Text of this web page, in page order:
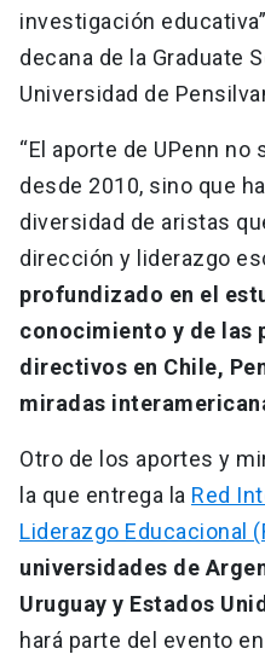
investigación
decana de la Graduate
Universidad de
“El aporte de UPenn
desde 2010, sino que
diversidad de aristas
dirección y liderazgo
profundizado en el
conocimiento y de las
directivos en Chile,
miradas
Otro de los aportes y
la que entrega la Red
Liderazgo Educacional
universidades de
Uruguay y Estados
hará parte del evento